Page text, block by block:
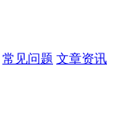
常见问题 文章资讯